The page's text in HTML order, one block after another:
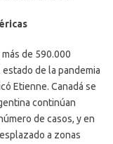
de 590.000
de la pandemia
Etienne. Canadá se
continúan
de casos, y en
a zonas